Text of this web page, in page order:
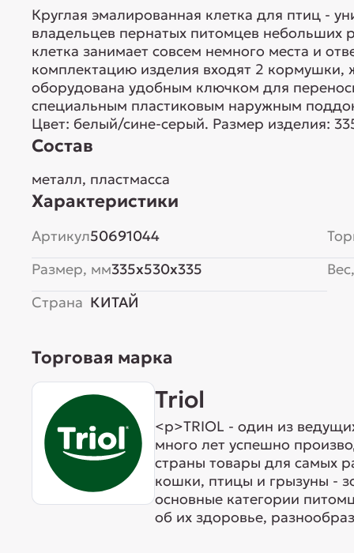
Круглая эмалированная клетка для птиц -
владельцев пернатых питомцев небольших
клетка занимает совсем немного места и
комплектацию изделия входят 2 кормушки,
оборудована удобным ключком для
специальным пластиковым наружным
Цвет: белый/сине-серый. Размер изделия:
Состав
металл, пластмасса
Характеристики
Артикул50691044
Размер, мм335x530x335
Страна КИТАЙ
Торговая марка
Triol
<p>TRIOL - один из
много лет успешно
страны товары для самых
кошки, птицы и грызуны -
основные категории
об их здоровье,